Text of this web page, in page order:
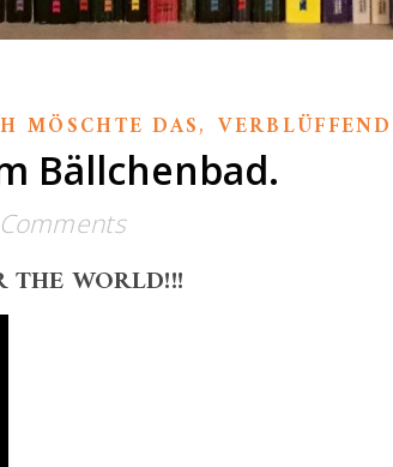
MÖSCHTE DAS,
Bällchenbad.
THE WORLD!!!